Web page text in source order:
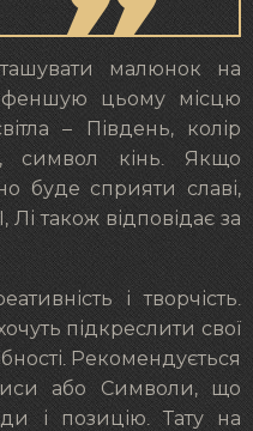
малюнок на
феншую цьому місцю
– Південь, колір
символ кінь. Якщо
буде сприяти славі,
також відповідає за
і творчість.
підкреслити свої
Рекомендується
або Символи, що
і позицію. Тату на